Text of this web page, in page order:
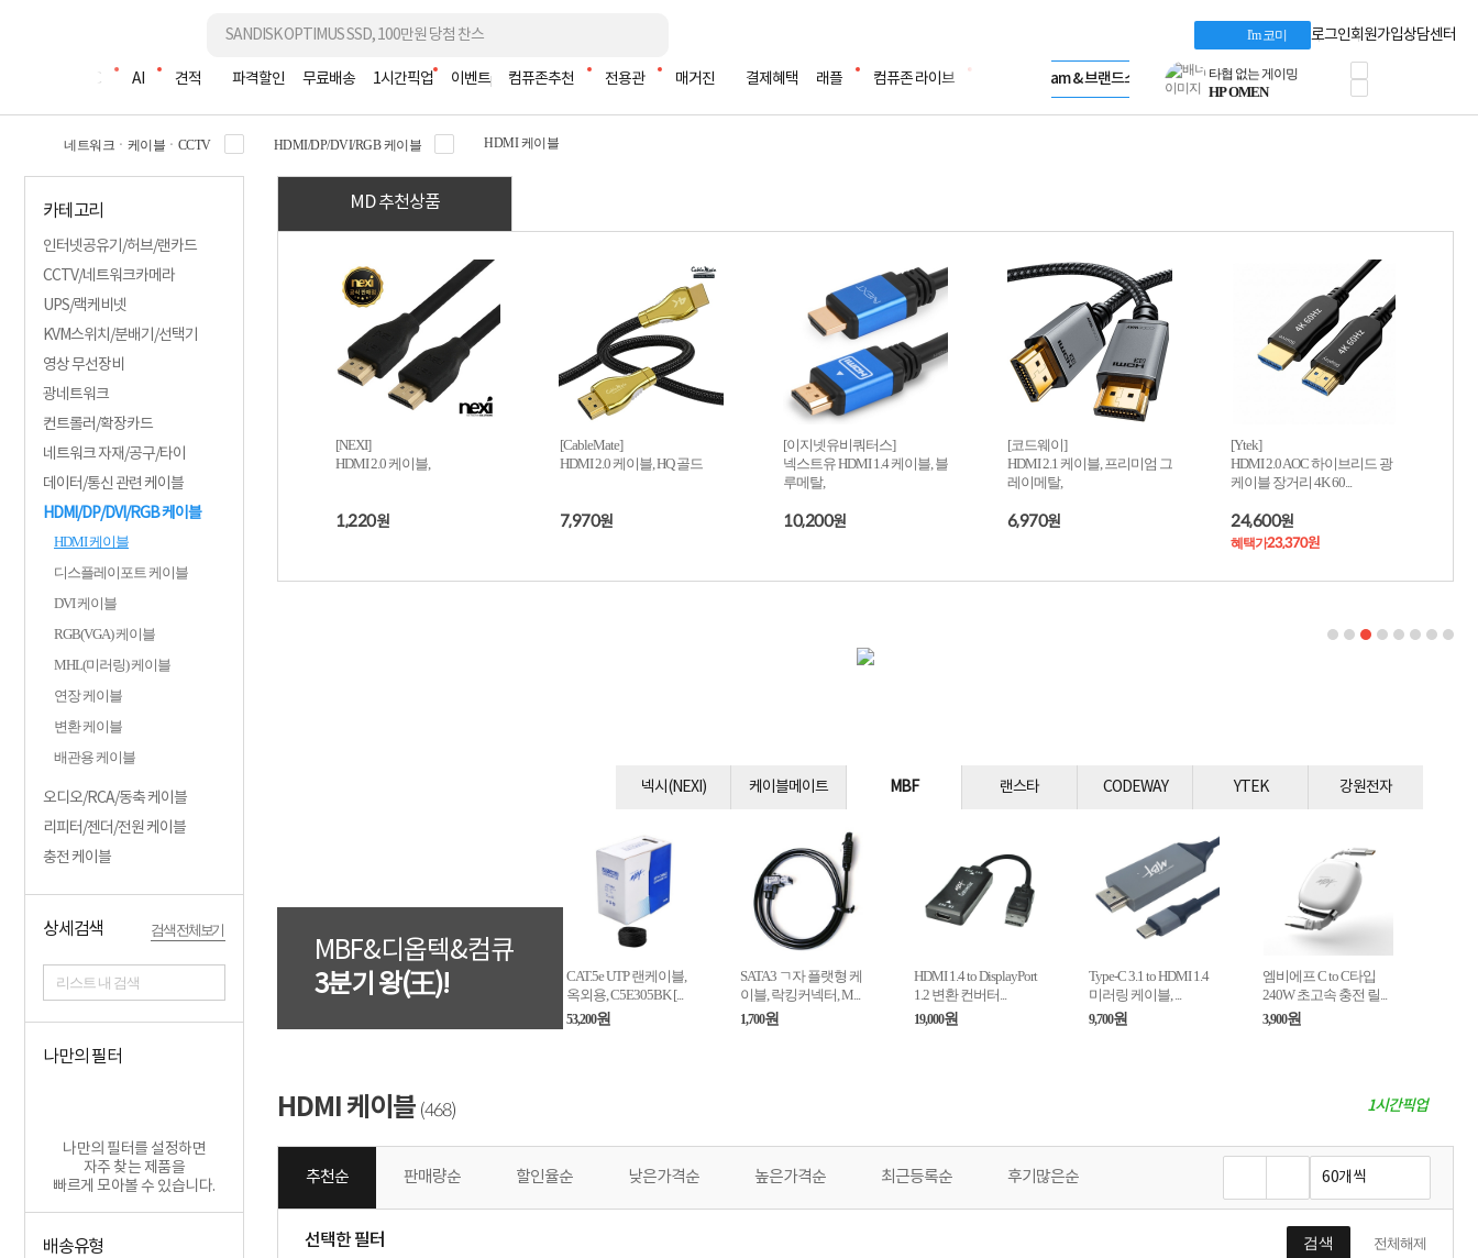
I'm 코미 로그인회원가입상담센터
조립PC AI 견적 파격할인 무료배송 1시간픽업 이벤트 컴퓨존추천 전용관 매거진 결제혜택 래플 컴퓨존 라이브
LG gram & 브랜드스토어
Microsoft 브랜드스토어
AMD 브랜드스토어
Dell 구매 찬스
프로 에센셜
타협 없는 게이밍
HP OMEN
로지텍
AMD로 시작하는
스마트 오피스환경
AI비즈니스 노트북
HP엘리트북/프로북
HP 프로북 4
리뷰 Npay 증정
MSI 공유기
시스코 스위칭허브
누적 금액 별
HP 프로데스크 4
HP올인원 단독특가
네트워크 자재
Dell 구매 찬스
네트워크ㆍ케이블ㆍCCTV HDMI/DP/DVI/RGB 케이블 HDMI 케이블
카테고리
인터넷공유기/허브/랜카드
CCTV/네트워크카메라
UPS/랙케비넷
KVM스위치/분배기/선택기
영상 무선장비
광네트워크
컨트롤러/확장카드
네트워크 자재/공구/타이
데이터/통신 관련 케이블
HDMI/DP/DVI/RGB 케이블
HDMI 케이블
디스플레이포트 케이블
DVI 케이블
RGB(VGA) 케이블
MHL(미러링) 케이블
연장 케이블
변환 케이블
배관용 케이블
오디오/RCA/동축 케이블
리피터/젠더/전원 케이블
충전 케이블
상세검색 검색 전체보기
리스트 내 검색
나만의 필터
나만의 필터를 설정하면
자주 찾는 제품을
빠르게 모아볼 수 있습니다.
배송유형
MD 추천상품
[NEXI]
HDMI 2.0 케이블,
1,220원
[CableMate]
HDMI 2.0 케이블, HQ 골드
7,970원
[이지넷유비쿼터스]
넥스트유 HDMI 1.4 케이블, 블
루메탈,
10,200원
[코드웨이]
HDMI 2.1 케이블, 프리미엄 그
레이메탈,
6,970원
[Ytek]
HDMI 2.0 AOC 하이브리드 광
케이블 장거리 4K 60...
24,600원
혜택가23,370원
넥시(NEXI) 케이블메이트 MBF 랜스타 CODEWAY YTEK 강원전자
MBF&디옵텍&컴큐
3분기 왕(王)!
CAT.5e UTP 랜케이블,
옥외용, C5E305BK [...
53,200원
SATA3 ㄱ자 플랫형 케
이블, 락킹커넥터, M...
1,700원
HDMI 1.4 to DisplayPort
1.2 변환 컨버터...
19,000원
Type-C 3.1 to HDMI 1.4
미러링 케이블, ...
9,700원
엠비에프 C to C타입
240W 초고속 충전 릴...
3,900원
HDMI 케이블 (468) 1시간픽업
추천순 판매량순 할인율순 낮은가격순 높은가격순 최근등록순 후기많은순
선택한 필터 검색 전체해제